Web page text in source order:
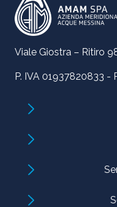
Viale Giostra – Ritiro
P. IVA 01937820833 -